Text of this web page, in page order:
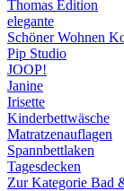
Thomas Edition
elegante
Schöner Wohnen
Pip Studio
JOOP!
Janine
Irisette
Kinderbettwäsche
Matratzenauflagen
Spannbettlaken
Tagesdecken
Zur Kategorie Bad